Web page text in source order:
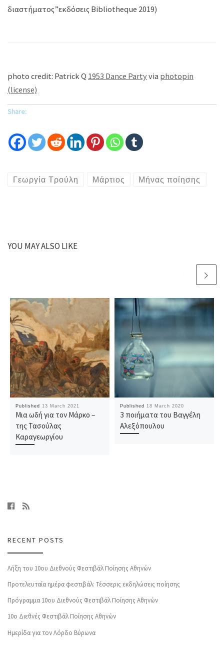
διαστήματος”εκδόσεις Bibliotheque 2019)
photo credit: Patrick Q 1953 Dance Partyvia photopin
(license)
Share:
Γεωργία Τρούλη Μάρτιος Μήνας ποίησης
YOU MAY ALSO LIKE
Published 13 March 2021
Μια ωδή για τον Μάρκο –
της Τασούλας
Καραγεωργίου
Published 18 March 2020
3 ποιήματα του Βαγγέλη
Αλεξόπουλου
RECENT POSTS
Λήξη του 10ου Διεθνούς Φεστιβάλ Ποίησης Αθηνών
Προτελευταία ημέρα φεστιβάλ: Τέσσερις εκδηλώσεις ποίησης
Πρόγραμμα 10ου Διεθνούς Φεστιβάλ Ποίησης Αθηνών
10o Διεθνές Φεστιβάλ Ποίησης Αθηνών
Ημερίδα για τον Λόρδο Βύρωνα